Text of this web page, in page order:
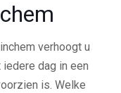
verhoogt u
dag in een
is. Welke